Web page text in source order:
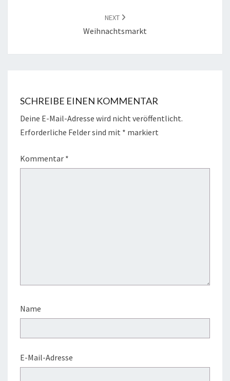
NEXT
Weihnachtsmarkt
SCHREIBE EINEN KOMMENTAR
Deine E-Mail-Adresse wird nicht veröffentlicht.
Erforderliche Felder sind mit * markiert
Kommentar *
Name
E-Mail-Adresse